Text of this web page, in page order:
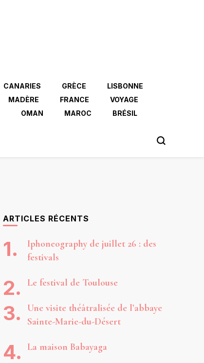
CANARIES GRÈCE
LISBONNE
MADÈRE FRANCE
VOYAGE
OMAN MAROC
BRÉSIL
ARTICLES RÉCENTS
Iphoneography de juillet 26 : des
festivals
Le festival de Toulouse
Une visite théâtralisée de l’abbaye
Sainte-Marie-du-Désert
La maison Babayaga